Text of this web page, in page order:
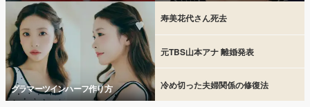
グラマーツインハーフ作り方
寿美花代さん死去
元TBS山本アナ 離婚発表
冷め切った夫婦関係の修復法